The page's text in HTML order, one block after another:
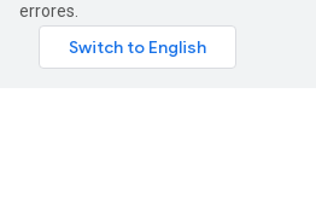
errores.